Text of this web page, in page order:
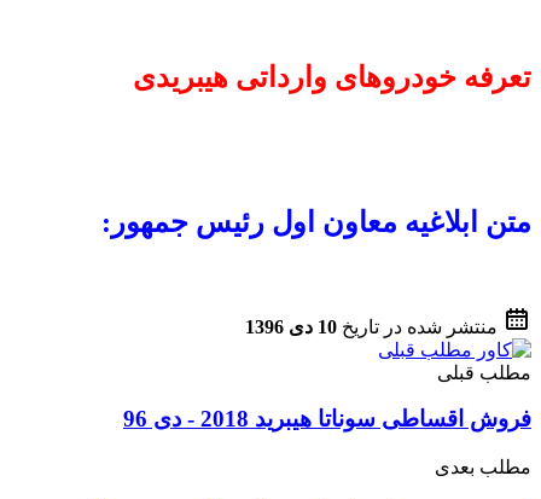
تعرفه خودروهای وارداتی هیبریدی
متن ابلاغیه معاون اول رئیس جمهور:
منتشر شده در تاریخ 10 دی 1396
مطلب قبلی
فروش اقساطی سوناتا هیبرید 2018 - دی 96
مطلب بعدی